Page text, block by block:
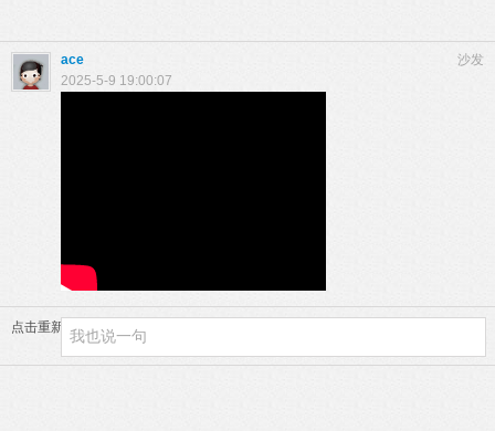
沙发
ace
2025-5-9 19:00:07
点击重新加载